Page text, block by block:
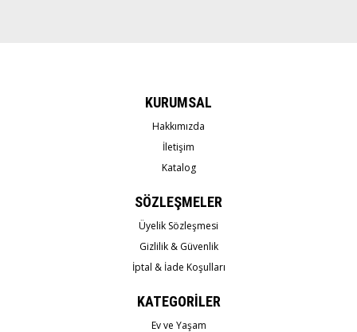
KURUMSAL
Hakkımızda
İletişim
Katalog
SÖZLEŞMELER
Üyelik Sözleşmesi
Gizlilik & Güvenlik
İptal & İade Koşulları
KATEGORİLER
Ev ve Yaşam